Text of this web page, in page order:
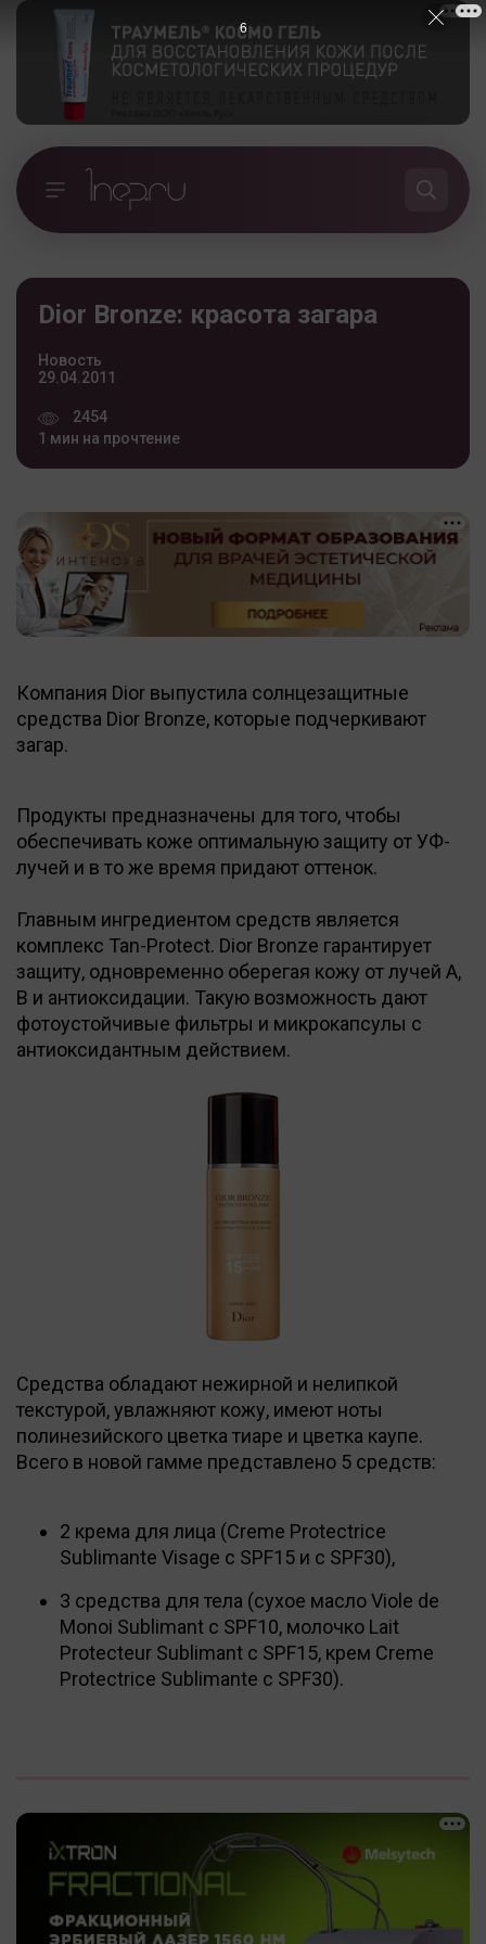
Dior Bronze: красота загара
Новость
29.04.2011
2454
1 мин на прочтение
Компания Dior выпустила солнцезащитные
средства Dior Bronze, которые подчеркивают
загар.
Продукты предназначены для того, чтобы
обеспечивать коже оптимальную защиту от УФ-
лучей и в то же время придают оттенок.
Главным ингредиентом средств является
комплекс Tan-Protect. Dior Bronze гарантирует
защиту, одновременно оберегая кожу от лучей А,
B и антиоксидации. Такую возможность дают
фотоустойчивые фильтры и микрокапсулы с
антиоксидантным действием.
Средства обладают нежирной и нелипкой
текстурой, увлажняют кожу, имеют ноты
полинезийского цветка тиаре и цветка каупе.
Всего в новой гамме представлено 5 средств:
2 крема для лица (Creme Protectrice
Sublimante Visage c SPF15 и с SPF30),
3 средства для тела (сухое масло Viole de
Monoi Sublimant с SPF10, молочко Lait
Protecteur Sublimant с SPF15, крем Creme
Protectrice Sublimante с SPF30).
5